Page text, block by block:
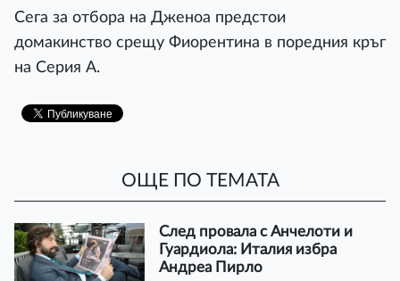
Сега за отбора на Дженоа предстои
домакинство срещу Фиорентина в поредния кръг
на Серия А.
ОЩЕ ПО ТЕМАТА
След провала с Анчелоти и
Гуардиола: Италия избра
Андреа Пирло